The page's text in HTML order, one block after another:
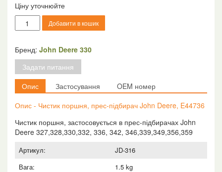
Ціну уточнюйте
Чистик
поршня,
підбирач
John
Deere,
E44736
кількість
Добавити в кошик
Бренд: John Deere 330
Задати питання
Опис
Застосування
OEM номер
Опис - Чистик поршня, прес-підбирач John Deere, E44736
Чистик поршня, застосовується в прес-підбирачах John
Deere 327,328,330,332, 336, 342, 346,339,349,356,359
Артикул:
JD-316
Вага:
1.5 kg